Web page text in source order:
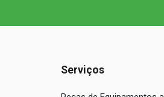
Serviços